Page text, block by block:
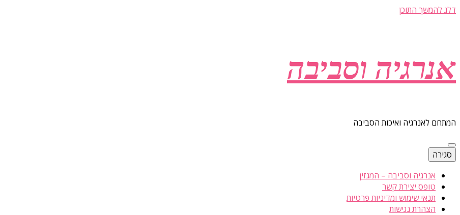
דלג להמשך התוכן
אנרגיה וסביבה
המתחם לאנרגיה ואיכות הסביבה
סגירה
אנרגיה וסביבה – המגזין
טופס יצירת קשר
תנאי שימוש ומדיניות פרטיות
הצהרת נגישות